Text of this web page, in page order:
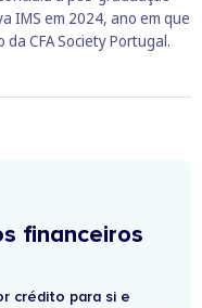
IMS em 2024, ano em que
CFA Society Portugal.
financeiros
crédito para si e